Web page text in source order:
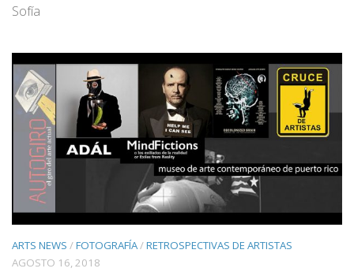
Sofía
ARTS NEWS /FOTOGRAFÍA/RETROSPECTIVAS DE ARTISTAS
AGOSTO 16, 2018